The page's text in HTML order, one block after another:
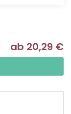
ab 20,29 €